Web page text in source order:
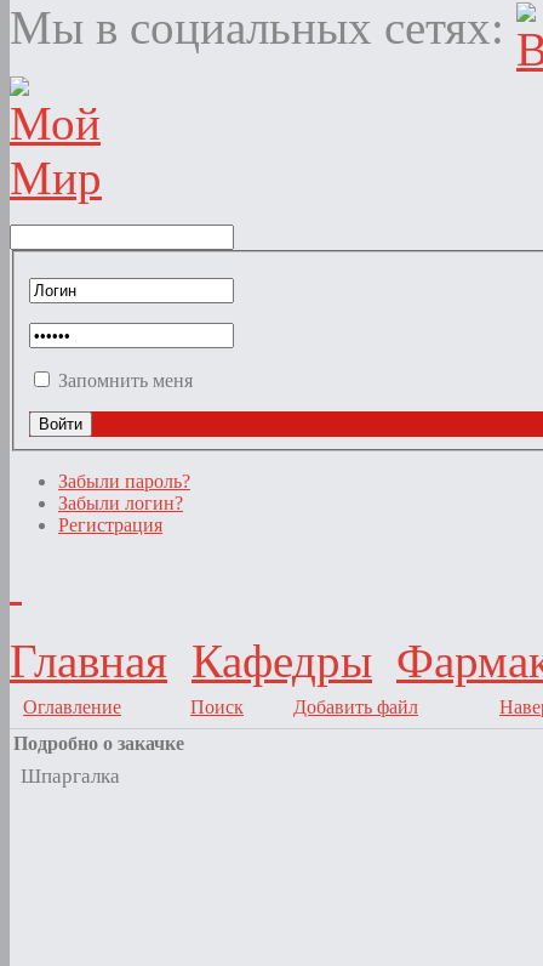
Мы в социальных сетях:
Запомнить меня
Забыли пароль?
Забыли логин?
Регистрация
Главная Кафедры
Оглавление Поиск Добавить файл
Подробно о закачке
Шпаргалка